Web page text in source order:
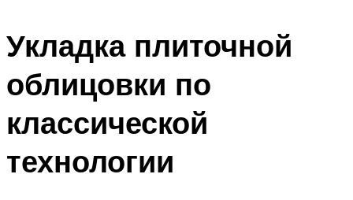
Укладка плиточной
облицовки по
классической
технологии